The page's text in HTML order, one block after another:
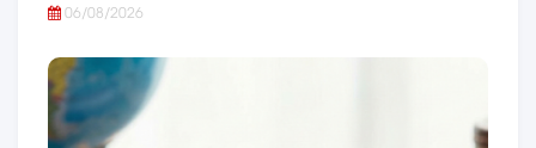
06/08/2026